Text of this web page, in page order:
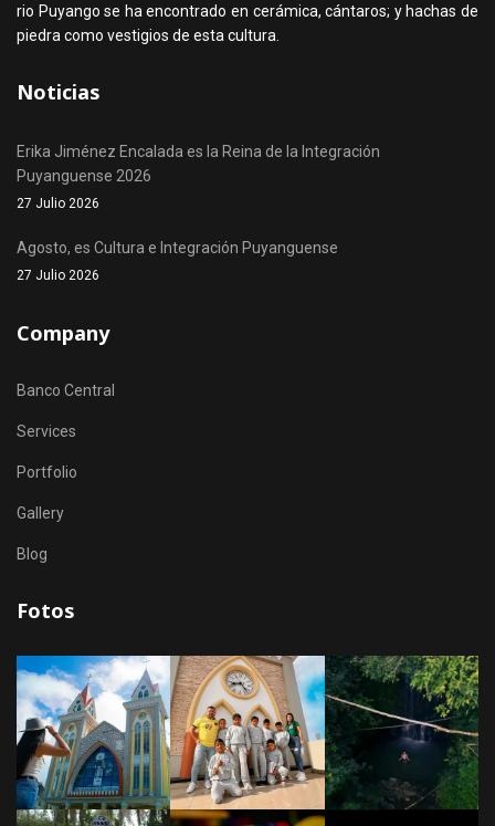
rio Puyango se ha encontrado en cerámica, cántaros; y hachas de
piedra como vestigios de esta cultura.
Noticias
Erika Jiménez Encalada es la Reina de la Integración
Puyanguense 2026
27 Julio 2026
Agosto, es Cultura e Integración Puyanguense
27 Julio 2026
Company
Banco Central
Services
Portfolio
Gallery
Blog
Fotos